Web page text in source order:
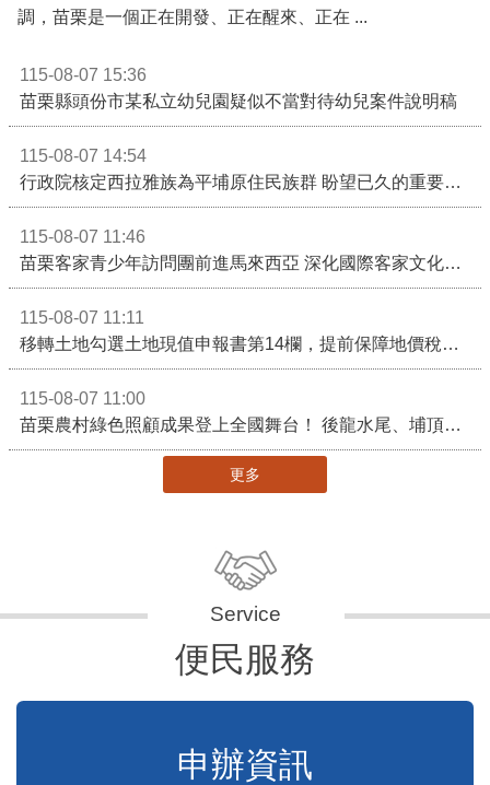
調，苗栗是一個正在開發、正在醒來、正在 ...
115-08-07 15:36
苗栗縣頭份市某私立幼兒園疑似不當對待幼兒案件說明稿
115-08-07 14:54
行政院核定西拉雅族為平埔原住民族群 盼望已久的重要時刻到來！8月13日起受理民族成員名冊登記
115-08-07 11:46
苗栗客家青少年訪問團前進馬來西亞 深化國際客家文化交流
115-08-07 11:11
移轉土地勾選土地現值申報書第14欄，提前保障地價稅節稅權益
115-08-07 11:00
苗栗農村綠色照顧成果登上全國舞台！ 後龍水尾、埔頂社區前進2026高齡健康產業博覽會
更多
便民服務
申辦資訊